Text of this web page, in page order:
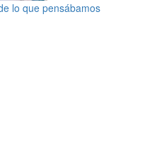
lo que pensábamos